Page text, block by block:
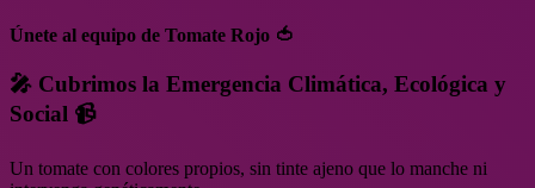
Únete al equipo de Tomate Rojo 🍅
🎤 Cubrimos la Emergencia Climática, Ecológica y
Social 📹
Un tomate con colores propios, sin tinte ajeno que lo manche ni